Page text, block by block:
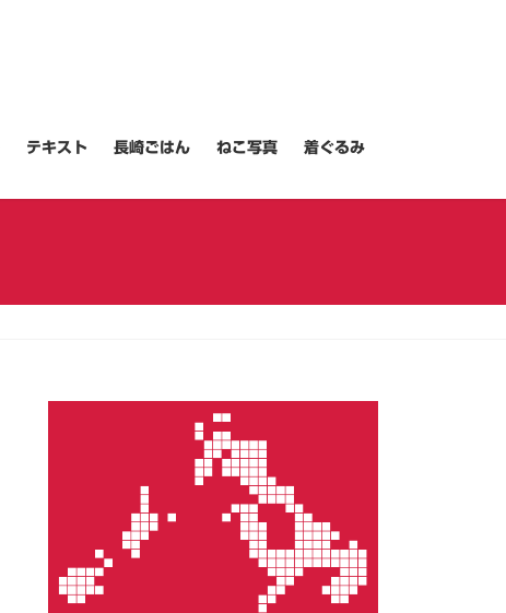
テキスト 長崎ごはん ねこ写真 着ぐるみ